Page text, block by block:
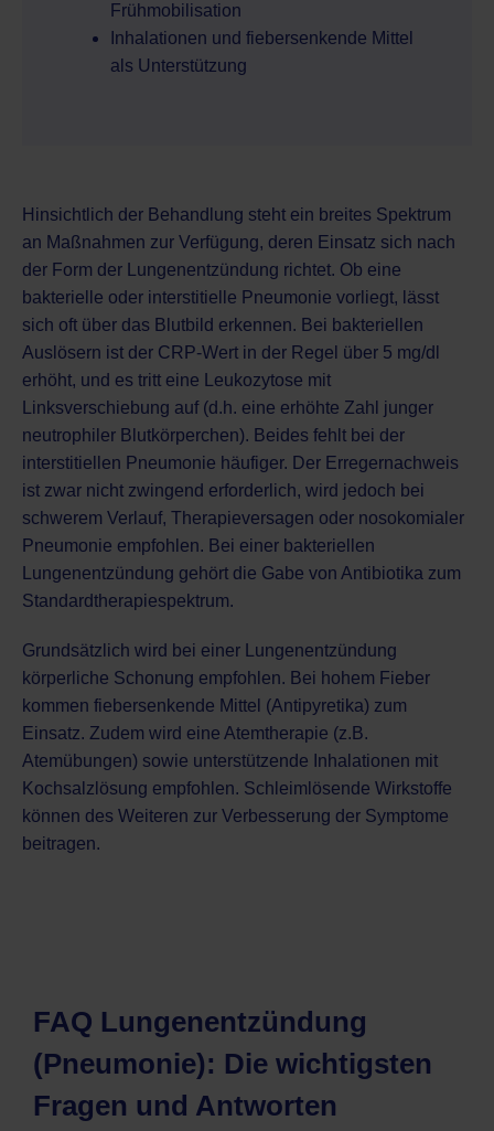
Frühmobilisation
Inhalationen und fiebersenkende Mittel
als Unterstützung
Hinsichtlich der Behandlung steht ein breites Spektrum
an Maßnahmen zur Verfügung, deren Einsatz sich nach
der Form der Lungenentzündung richtet. Ob eine
bakterielle oder interstitielle Pneumonie vorliegt, lässt
sich oft über das Blutbild erkennen. Bei bakteriellen
Auslösern ist der CRP-Wert in der Regel über 5 mg/dl
erhöht, und es tritt eine Leukozytose mit
Linksverschiebung auf (d.h. eine erhöhte Zahl junger
neutrophiler Blutkörperchen). Beides fehlt bei der
interstitiellen Pneumonie häufiger. Der Erregernachweis
ist zwar nicht zwingend erforderlich, wird jedoch bei
schwerem Verlauf, Therapieversagen oder nosokomialer
Pneumonie empfohlen. Bei einer bakteriellen
Lungenentzündung gehört die Gabe von Antibiotika zum
Standardtherapiespektrum.
Grundsätzlich wird bei einer Lungenentzündung
körperliche Schonung empfohlen. Bei hohem Fieber
kommen fiebersenkende Mittel (Antipyretika) zum
Einsatz. Zudem wird eine Atemtherapie (z.B.
Atemübungen) sowie unterstützende Inhalationen mit
Kochsalzlösung empfohlen. Schleimlösende Wirkstoffe
können des Weiteren zur Verbesserung der Symptome
beitragen.
FAQ Lungenentzündung
(Pneumonie): Die wichtigsten
Fragen und Antworten